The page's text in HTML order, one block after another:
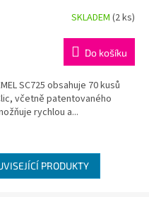
SKLADEM(2 ks)
Do košíku
SC725 obsahuje 70 kusů
včetně patentovaného
rychlou a...
PRODUKTY